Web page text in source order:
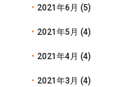
2021年6月 (5)
2021年5月 (4)
2021年4月 (4)
2021年3月 (4)